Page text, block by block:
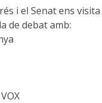
i el Senat ens
de debat amb: